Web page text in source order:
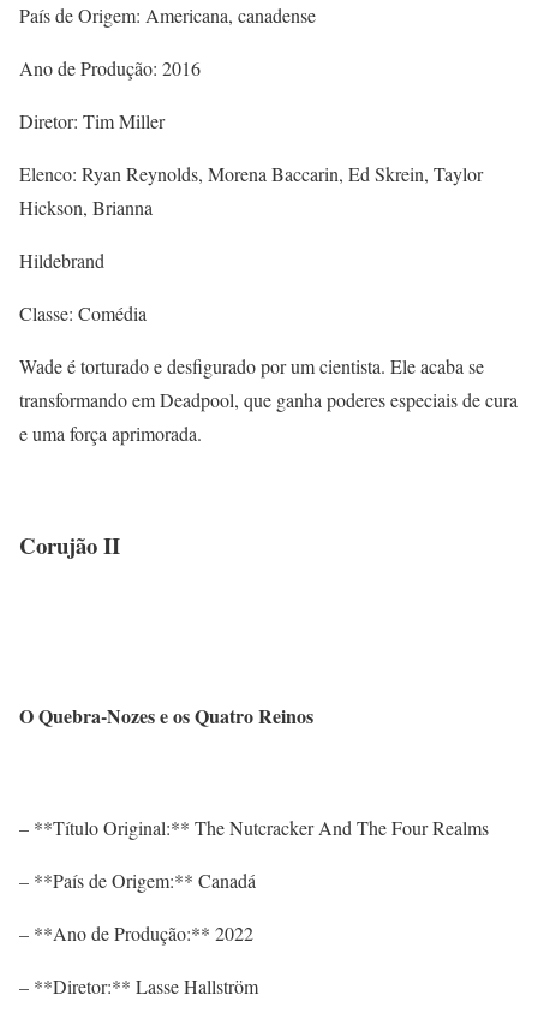
País de Origem: Americana, canadense
Ano de Produção: 2016
Diretor: Tim Miller
Elenco: Ryan Reynolds, Morena Baccarin, Ed Skrein, Taylor
Hickson, Brianna
Hildebrand
Classe: Comédia
Wade é torturado e desfigurado por um cientista. Ele acaba se
transformando em Deadpool, que ganha poderes especiais de cura
e uma força aprimorada.
Corujão II
O Quebra-Nozes e os Quatro Reinos
– **Título Original:** The Nutcracker And The Four Realms
– **País de Origem:** Canadá
– **Ano de Produção:** 2022
– **Diretor:** Lasse Hallström